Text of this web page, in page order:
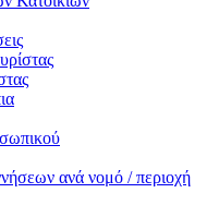
ανά νομό / περιοχή